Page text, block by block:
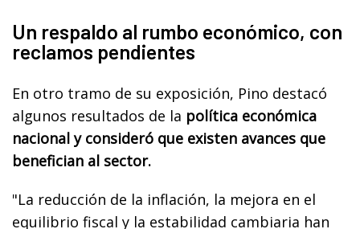
Un respaldo al rumbo económico, con
reclamos pendientes
En otro tramo de su exposición, Pino destacó
algunos resultados de la política económica
nacional y consideró que existen avances que
benefician al sector.
"La reducción de la inflación, la mejora en el
equilibrio fiscal y la estabilidad cambiaria han